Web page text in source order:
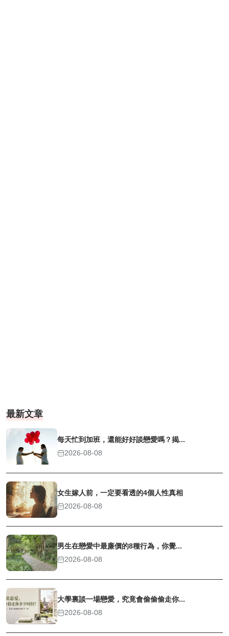
最新文章
每天忙到加班，還能好好談戀愛嗎？揭...
2026-08-08
女生嫁人前，一定要看透的4個人性真相
2026-08-08
男生在戀愛中最廉價的8種行為，你覺...
2026-08-08
大學裏談一場戀愛，究竟會偷偷偷走你...
2026-08-08